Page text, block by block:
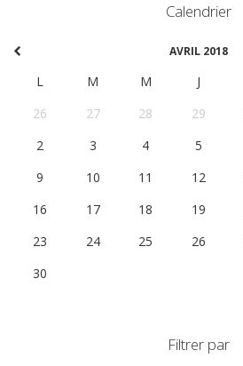
Calendrier
AVRIL 2018
L M M J
26
27 28 29
2
3 4 5
9
10 11 12
16
17 18 19
23
24 25 26
30
Filtrer par